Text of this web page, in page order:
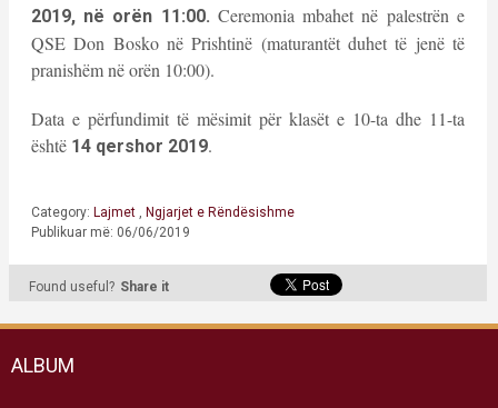
2019, në orën 11:00. Ceremonia mbahet në palestrën e
QSE Don Bosko në Prishtinë (maturantët duhet të jenë të
pranishëm në orën 10:00).
Data e përfundimit të mësimit për klasët e 10-ta dhe 11-ta
është 14 qershor 2019.
Category: Lajmet
Ngjarjet e Rëndësishme
Publikuar më: 06/06/2019
Found useful? Share it
ALBUM